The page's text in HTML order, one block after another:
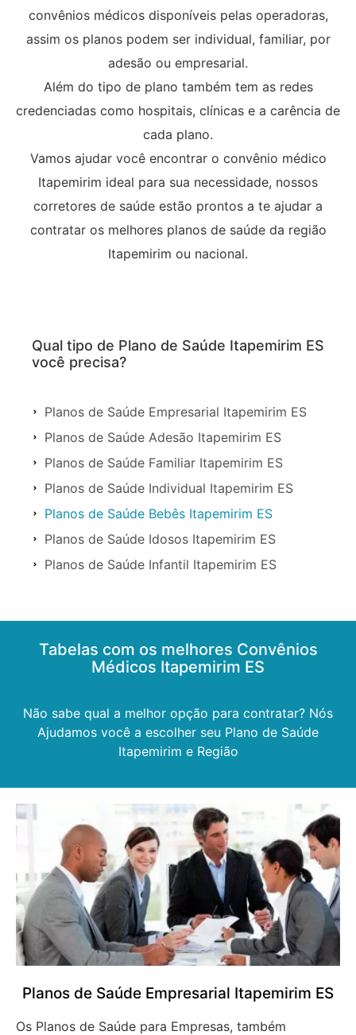
convênios médicos disponíveis pelas operadoras,
assim os planos podem ser individual, familiar, por
adesão ou empresarial.
Além do tipo de plano também tem as redes
credenciadas como hospitais, clínicas e a carência de
cada plano.
Vamos ajudar você encontrar o convênio médico
Itapemirim ideal para sua necessidade, nossos
corretores de saúde estão prontos a te ajudar a
contratar os melhores planos de saúde da região
Itapemirim ou nacional.
Qual tipo de Plano de Saúde Itapemirim ES
você precisa?
Planos de Saúde Empresarial Itapemirim ES
Planos de Saúde Adesão Itapemirim ES
Planos de Saúde Familiar Itapemirim ES
Planos de Saúde Individual Itapemirim ES
Planos de Saúde Bebês Itapemirim ES
Planos de Saúde Idosos Itapemirim ES
Planos de Saúde Infantil Itapemirim ES
Tabelas com os melhores Convênios
Médicos Itapemirim ES
Não sabe qual a melhor opção para contratar? Nós
Ajudamos você a escolher seu Plano de Saúde
Itapemirim e Região
Planos de Saúde Empresarial Itapemirim ES
Os Planos de Saúde para Empresas, também